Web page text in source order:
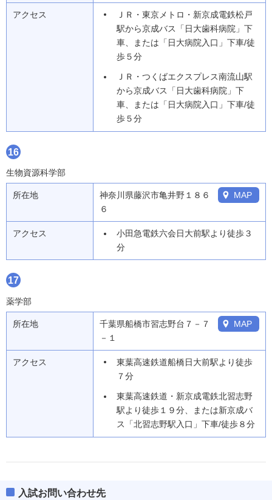
アクセス
ＪＲ・東京メトロ・新京成電鉄松戸
駅から京成バス「日大歯科病院」下
車、または「日大病院入口」下車/徒
歩５分
ＪＲ・つくばエクスプレス南流山駅
から京成バス「日大歯科病院」下
車、または「日大病院入口」下車/徒
歩５分
16
生物資源科学部
所在地
神奈川県藤沢市亀井野１８６
６
MAP
アクセス
小田急電鉄六会日大前駅より徒歩３
分
17
薬学部
所在地
千葉県船橋市習志野台７－７
－１
MAP
アクセス
東葉高速鉄道船橋日大前駅より徒歩
７分
東葉高速鉄道・新京成電鉄北習志野
駅より徒歩１９分、または新京成バ
ス「北習志野駅入口」下車/徒歩８分
入試お問い合わせ先